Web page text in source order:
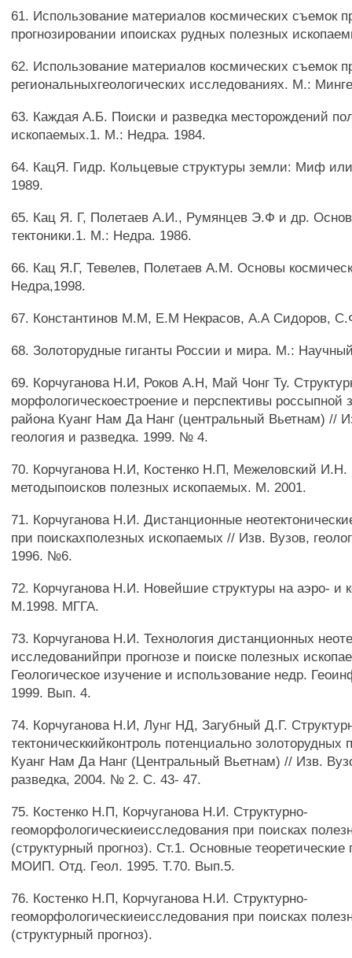
61. Использование материалов космических съемок
прогнозировании ипоисках рудных полезных
62. Использование материалов космических съемок
региональныхгеологических исследованиях. М.:
63. Каждая А.Б. Поиски и разведка месторождений
ископаемых.1. М.: Недра. 1984.
64. КацЯ. Гидр. Кольцевые структуры земли: Миф
1989.
65. Кац Я. Г, Полетаев А.И., Румянцев Э.Ф и др.
тектоники.1. М.: Недра. 1986.
66. Кац Я.Г, Тевелев, Полетаев A.M. Основы
Недра,1998.
67. Константинов М.М, Е.М Некрасов, А.А Сидоров,
68. Золоторудные гиганты России и мира. М.:
69. Корчуганова Н.И, Роков А.Н, Май Чонг Ту.
морфологическоестроение и перспективы россыпной
района Куанг Нам Да Нанг (центральный Вьетнам) //
геология и разведка. 1999. № 4.
70. Корчуганова Н.И, Костенко Н.П, Межеловский И.Н.
методыпоисков полезных ископаемых. М. 2001.
71. Корчуганова Н.И. Дистанционные
при поискахполезных ископаемых // Изв. Вузов,
1996. №6.
72. Корчуганова Н.И. Новейшие структуры на аэро- и
М.1998. МГГА.
73. Корчуганова Н.И. Технология дистанционных
исследованийпри прогнозе и поиске полезных
Геологическое изучение и использование недр.
1999. Вып. 4.
74. Корчуганова Н.И, Лунг НД, Загубный Д.Г.
тектоническкийконтроль потенциально золоторудных
Куанг Нам Да Нанг (Центральный Вьетнам) // Изв.
разведка, 2004. № 2. С. 43- 47.
75. Костенко Н.П, Корчуганова Н.И. Структурно-
геоморфологическиеисследования при поисках
(структурный прогноз). Ст.1. Основные
МОИП. Отд. Геол. 1995. Т.70. Вып.5.
76. Костенко Н.П, Корчуганова Н.И. Структурно-
геоморфологическиеисследования при поисках
(структурный прогноз).